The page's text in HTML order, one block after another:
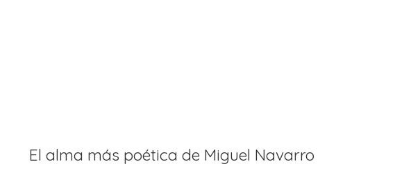
El alma más poética de Miguel Navarro